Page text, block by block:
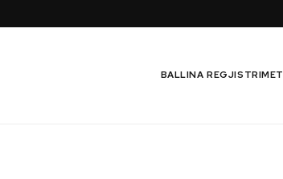
BALLINA REGJISTRIMET